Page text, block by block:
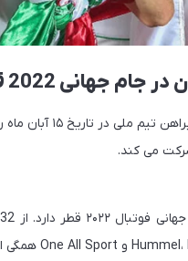
جهانی 2022 قطر
۱۵ آبان ماه رونمایی می کند.
شرکت می کند.